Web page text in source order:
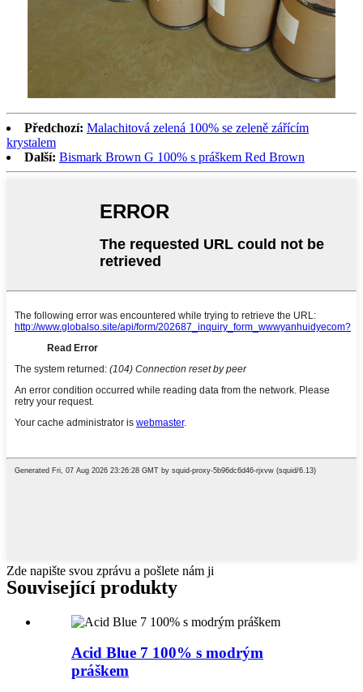
Předchozí: Malachitová zelená 100% se zeleně zářícím
krystalem
Další: Bismark Brown G 100% s práškem Red Brown
Zde napište svou zprávu a pošlete nám ji
Související produkty
Acid Blue 7 100% s modrým
práškem